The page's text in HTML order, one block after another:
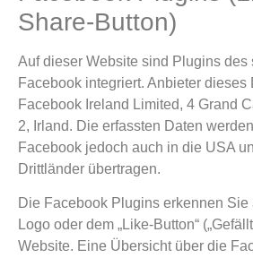
Share-Button)
Auf dieser Website sind Plugins
Facebook integriert. Anbieter dieses
Facebook Ireland Limited, 4 Grand
2, Irland. Die erfassten Daten
Facebook jedoch auch in die USA
Drittländer übertragen.
Die Facebook Plugins erkennen
Logo oder dem „Like-Button“
Website. Eine Übersicht über die